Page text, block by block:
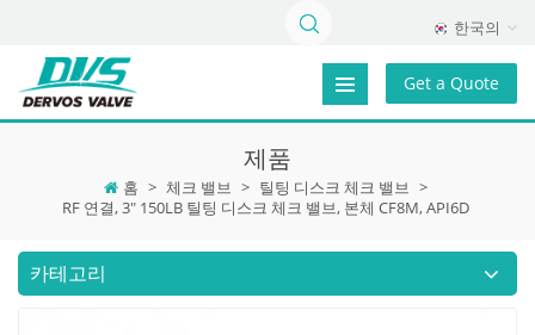
한국의
Get a Quote
제품
홈 > 체크 밸브 > 틸팅 디스크 체크 밸브 >
RF 연결, 3" 150LB 틸팅 디스크 체크 밸브, 본체 CF8M, API6D
카테고리